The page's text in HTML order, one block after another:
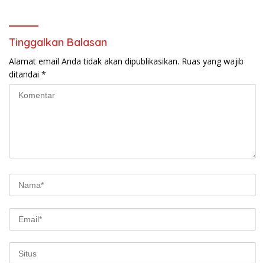
Tinggalkan Balasan
Alamat email Anda tidak akan dipublikasikan. Ruas yang wajib
ditandai *